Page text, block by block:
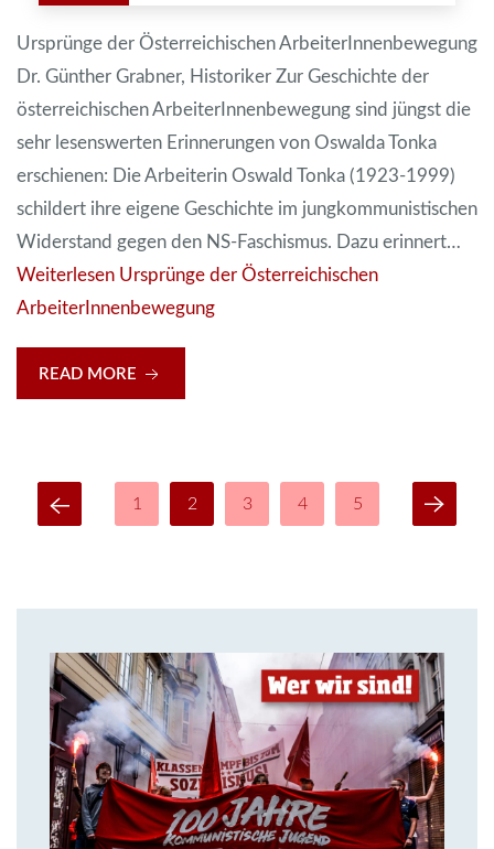
Ursprünge der Österreichischen ArbeiterInnenbewegung
Dr. Günther Grabner, Historiker Zur Geschichte der
österreichischen ArbeiterInnenbewegung sind jüngst die
sehr lesenswerten Erinnerungen von Oswalda Tonka
erschienen: Die Arbeiterin Oswald Tonka (1923-1999)
schildert ihre eigene Geschichte im jungkommunistischen
Widerstand gegen den NS-Faschismus. Dazu erinnert…
Weiterlesen Ursprünge der Österreichischen
ArbeiterInnenbewegung
READ MORE
1 2 3 4 5
14. Juli 2018
Über uns